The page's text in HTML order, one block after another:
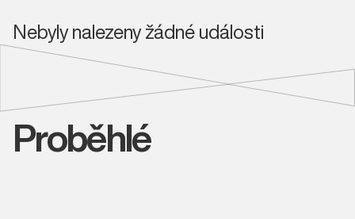
Nebyly nalezeny žádné události
Proběhlé